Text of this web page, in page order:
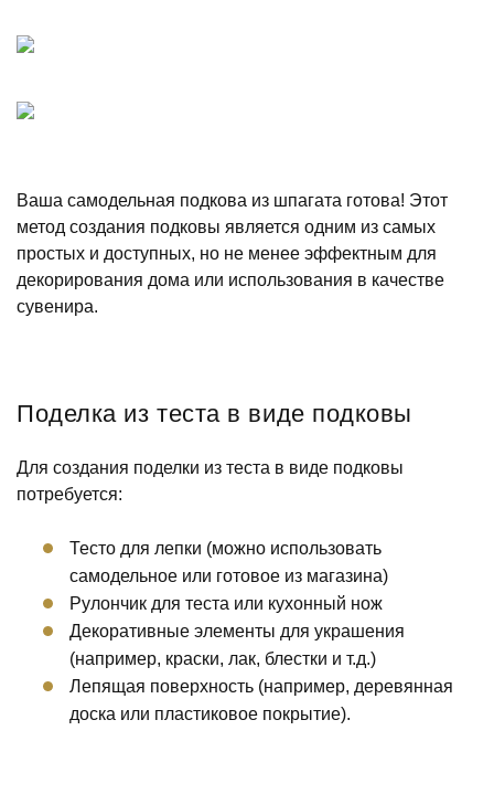
Ваша самодельная подкова из шпагата готова! Этот
метод создания подковы является одним из самых
простых и доступных, но не менее эффектным для
декорирования дома или использования в качестве
сувенира.
Поделка из теста в виде подковы
Для создания поделки из теста в виде подковы
потребуется:
Тесто для лепки (можно использовать
самодельное или готовое из магазина)
Рулончик для теста или кухонный нож
Декоративные элементы для украшения
(например, краски, лак, блестки и т.д.)
Лепящая поверхность (например, деревянная
доска или пластиковое покрытие).